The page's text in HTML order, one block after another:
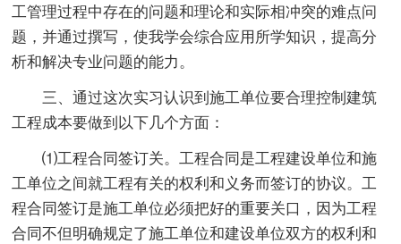
工管理过程中存在的问题和理论和实际相冲突的难点问
题，并通过撰写，使我学会综合应用所学知识，提高分
析和解决专业问题的能力。
三、通过这次实习认识到施工单位要合理控制建筑
工程成本要做到以下几个方面：
⑴工程合同签订关。工程合同是工程建设单位和施
工单位之间就工程有关的权利和义务而签订的协议。工
程合同签订是施工单位必须把好的重要关口，因为工程
合同不但明确规定了施工单位和建设单位双方的权利和